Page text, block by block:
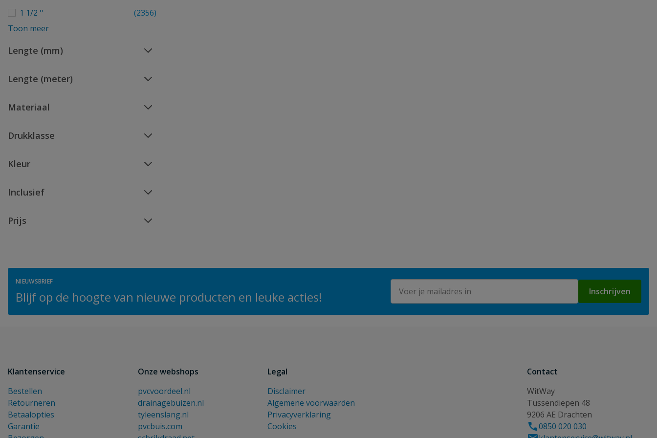
1 1/2 ''
(2356)
Toon meer
Lengte (mm)
Lengte (meter)
Materiaal
Drukklasse
Kleur
Inclusief
Prijs
NIEUWSBRIEF
Blijf op de hoogte van nieuwe producten en leuke acties! Inschrijven
Klantenservice
Bestellen
Retourneren
Betaalopties
Garantie
Onze webshops
pvcvoordeel.nl
drainagebuizen.nl
tyleenslang.nl
pvcbuis.com
Legal
Disclaimer
Algemene voorwaarden
Privacyverklaring
Cookies
Contact
WitWay
Tussendiepen 48
9206 AE Drachten
0850 020 030